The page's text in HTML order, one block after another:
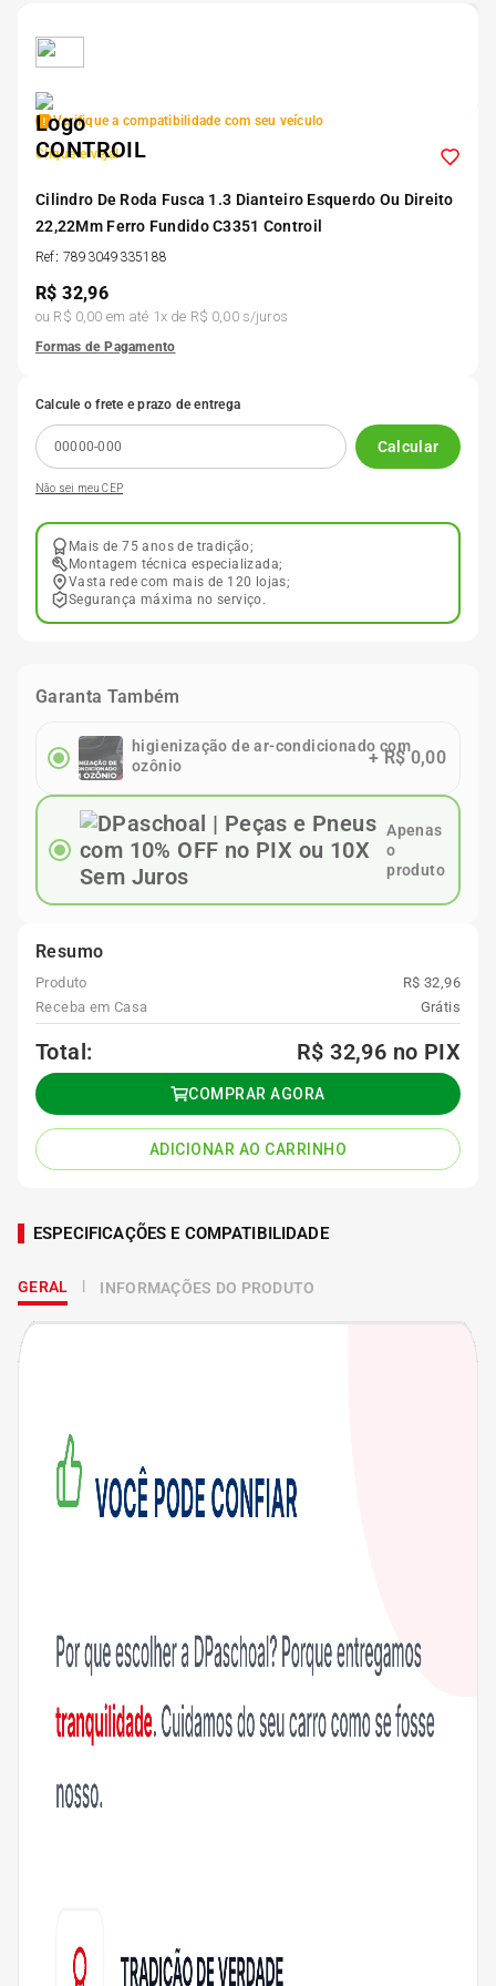
Verifique a compatibilidade com seu veículo
Clique e veja!
Cilindro De Roda Fusca 1.3 Dianteiro Esquerdo Ou Direito
22,22Mm Ferro Fundido C3351 Controil
Ref: 7893049335188
R$32,96
ou R$ 0,00 em até 1x de R$ 0,00s/juros
Formas de Pagamento
Calcule o frete e prazo de entrega
Calcular
Não sei meu CEP
Mais de 75 anos de tradição;
Montagem técnica especializada;
Vasta rede com mais de 120 lojas;
Segurança máxima no serviço.
Garanta Também
higienização de ar-condicionado com
ozônio
+R$ 0,00
Apenas
o
produto
Resumo
Produto
R$ 32,96
Receba em Casa
Grátis
Total: R$ 32,96 no PIX
COMPRAR AGORA
ADICIONAR AO CARRINHO
ESPECIFICAÇÕES E COMPATIBILIDADE
GERAL INFORMAÇÕES DO PRODUTO
5º
7
8º 205 55r16
9º Pneu